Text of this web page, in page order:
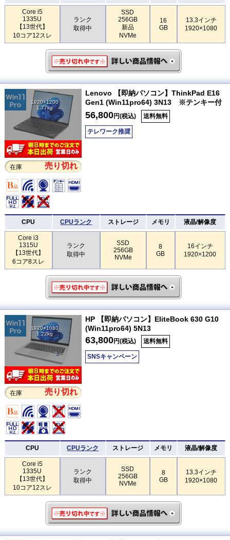
Core i5
1335U
【13世代】
10コア12スレ
ランク
取得中
SSD
256GB
新品
NVMe
16
GB
13.3インチ
1920×1080
1920×1200
1.77kg
在庫 売り切れ
Lenovo 【即納パソコン】ThinkPad E16
Gen1 (Win11pro64) 3N13 ※テンキー付
56,800円(税込) 送料無料
テレワーク推奨
CPU CPUランク ストレージ メモリ 液晶/解像度
Core i3
1315U
【13世代】
6コア8スレ
ランク
取得中
SSD
256GB
NVMe
8
GB
16インチ
1920×1200
1920×1080
1.22kg
在庫 売り切れ
HP 【即納パソコン】EliteBook 630 G10
(Win11pro64) 5N13
63,800円(税込) 送料無料
SNSキャンペーン
CPU CPUランク ストレージ メモリ 液晶/解像度
Core i5
1335U
【13世代】
10コア12スレ
ランク
取得中
SSD
256GB
NVMe
8
GB
13.3インチ
1920×1080